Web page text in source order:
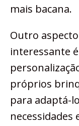
mais bacana.
Outro
interessante
próprios
para adaptá-
necessidades